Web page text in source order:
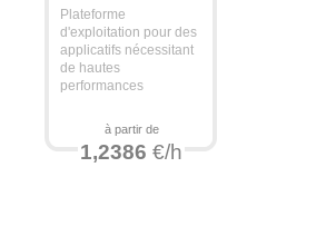
Plateforme
d'exploitation pour des
applicatifs nécessitant
de hautes
performances
à partir de
1,2386€/h